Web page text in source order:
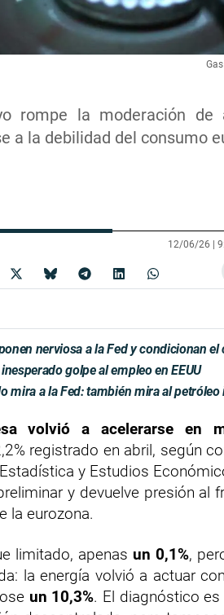
rompe la moderación
a la debilidad del consumo
12/06/26 |
nerviosa a la Fed y condicionan el
golpe al empleo en EEUU
mira a la Fed: también mira al petróleo
volvió a acelerarse en
registrado en abril, según
y Estudios
y devuelve presión al
la eurozona.
limitado, apenas un 0,1%,
la energía volvió a actuar
un 10,3%. El diagnóstico